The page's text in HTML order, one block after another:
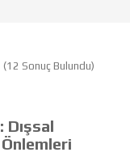
(12 Sonuç Bulundu)